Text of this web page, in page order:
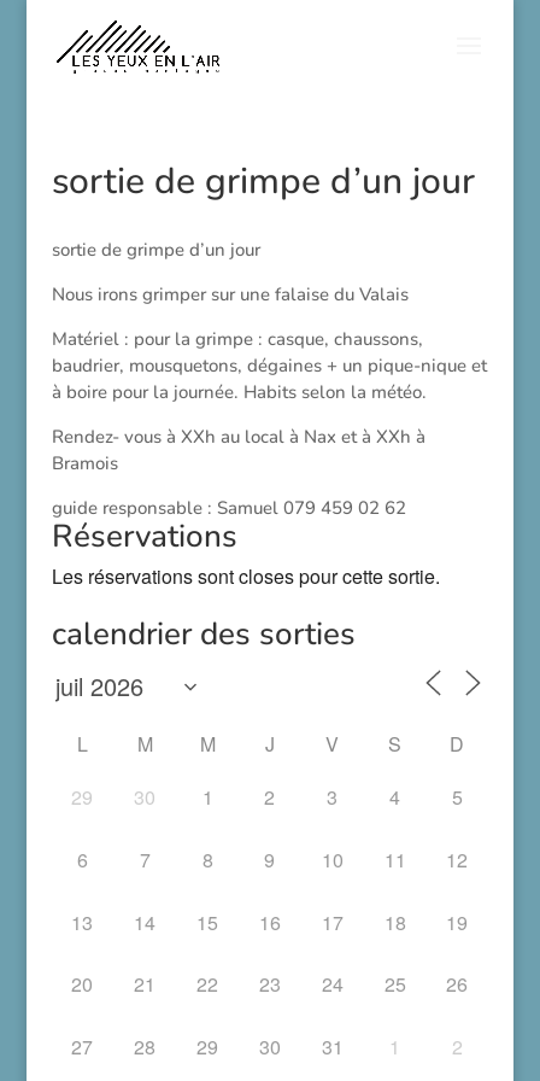
sortie de grimpe d’un jour
sortie de grimpe d’un jour
Nous irons grimper sur une falaise du Valais
Matériel : pour la grimpe : casque, chaussons,
baudrier, mousquetons, dégaines + un pique-nique et
à boire pour la journée. Habits selon la météo.
Rendez- vous à XXh au local à Nax et à XXh à
Bramois
guide responsable : Samuel 079 459 02 62
Réservations
Les réservations sont closes pour cette sortie.
calendrier des sorties
L M M J V S
D
29
30 1 2 3 4 5
6 7 8 9 10 11 12
13 14 15 16 17 18 19
20 21 22 23 24 25 26
27 28 29 30 31 1 2